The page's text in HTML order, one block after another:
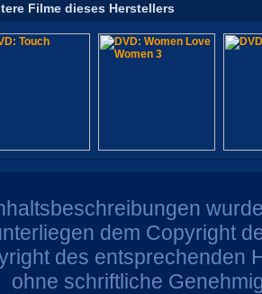
Filme dieses Herstellers
dem Copyright
des entsprechenden
ohne schriftliche